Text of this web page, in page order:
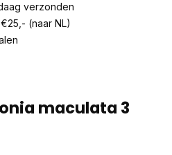
verzonden
(naar NL)
maculata 3